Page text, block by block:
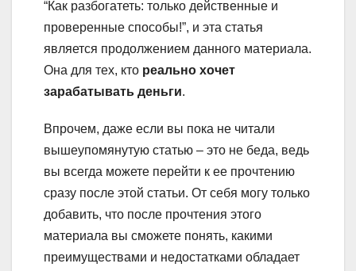
“Как разбогатеть: только действенные и
проверенные способы!”, и эта статья
является продолжением данного материала.
Она для тех, кто реально хочет
зарабатывать деньги.
Впрочем, даже если вы пока не читали
вышеупомянутую статью – это не беда, ведь
вы всегда можете перейти к ее прочтению
сразу после этой статьи. От себя могу только
добавить, что после прочтения этого
материала вы сможете понять, какими
преимуществами и недостатками обладает